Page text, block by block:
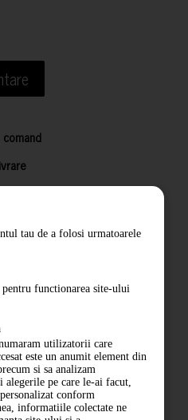
comand
produselor
conditii
tau de a folosi urmatoarele
pentru functionarea site-ului
utilizatorii care
este un anumit element din
si sa analizam
alegerile pe care le-ai facut,
conform
informatiile colectate ne